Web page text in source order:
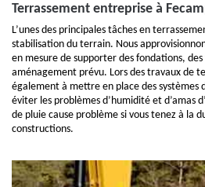
Terrassement entreprise à
L’unes des principales tâches en
stabilisation du terrain. Nous
en mesure de supporter des fondations,
aménagement prévu. Lors des travaux de
également à mettre en place des systèmes
éviter les problèmes d’humidité et d’amas
de pluie cause problème si vous tenez à la
constructions.